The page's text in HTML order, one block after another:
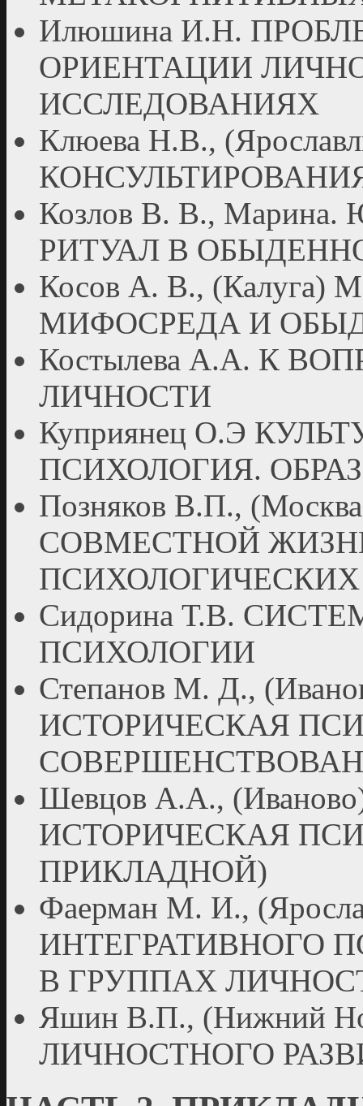
Илюшина И.Н.
ОРИЕНТАЦИИ
ИССЛЕДОВАНИЯХ
Клюева Н.В.,
Козлов В. В.,
РИТУАЛ В
Косов А. В.,
МИФОСРЕДА И
Костылева А.А. К
ЛИЧНОСТИ
Куприянец О.Э
ПСИХОЛОГИЯ.
Позняков В.П.,
СОВМЕСТНОЙ
Сидорина Т.В.
ПСИХОЛОГИИ
Степанов М. Д.,
ИСТОРИЧЕСКАЯ
Шевцов А.А.,
ИСТОРИЧЕСКАЯ
ПРИКЛАДНОЙ)
Фаерман М. И.,
ИНТЕГРАТИВНОГО
В ГРУППАХ
Яшин В.П., (Нижний
ЛИЧНОСТНОГО